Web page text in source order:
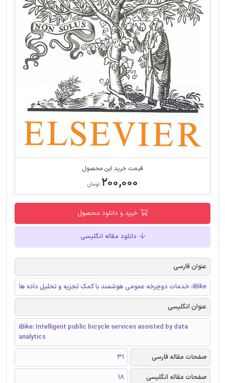
قیمت خرید این محصول
۲۰۰,۰۰۰ تومان
خرید و دانلود محصول
دانلود مقاله انگلیسی
عنوان فارسی
iBike: خدمات دوچرخه عمومی هوشمند با کمک تجزیه و تحلیل داده ها
عنوان انگلیسی
iBike: Intelligent public bicycle services assisted by data
analytics
صفحات مقاله فارسی
31
صفحات مقاله انگلیسی
18